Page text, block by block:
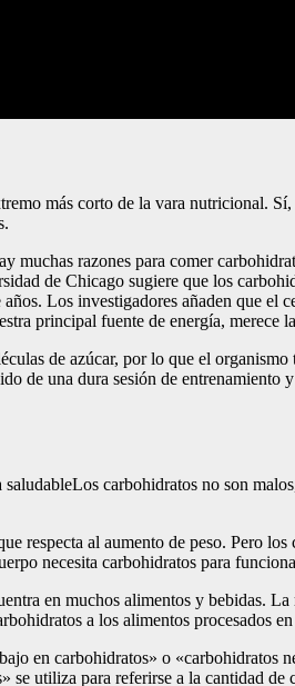
más corto de la vara nutricional.
muchas razones para comer
de Chicago sugiere que los
Los investigadores añaden que
principal fuente de energía, merece
de azúcar, por lo que el
de una dura sesión de
carbohidratos no son
respecta al aumento de peso. Pero
necesita carbohidratos para
en muchos alimentos y bebidas.
a los alimentos procesados
en carbohidratos» o
se utiliza para referirse a la cantidad